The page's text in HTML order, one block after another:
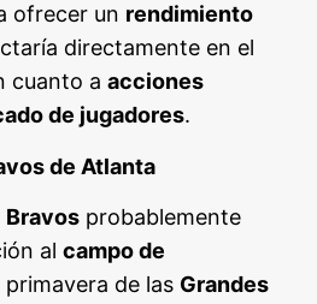
ofrecer un rendimiento
directamente en el
cuanto aacciones
de jugadores.
de Atlanta
Bravos probablemente
alcampo de
primavera de las Grandes